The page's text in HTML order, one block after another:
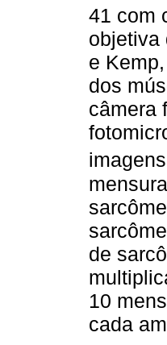
41 com
objetiva
e
dos
câmera
de
10
cada